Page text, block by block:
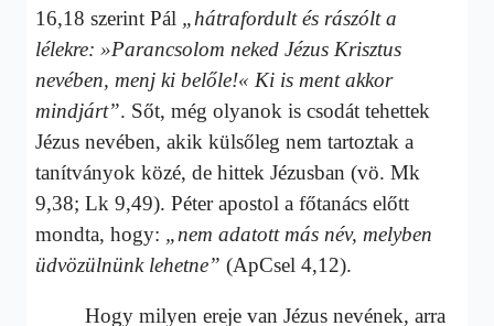
16,18 szerint Pál „hátrafordult és rászólt a
lélekre: »Parancsolom neked Jézus Krisztus
nevében, menj ki belőle!« Ki is ment akkor
mindjárt”. Sőt, még olyanok is csodát tehettek
Jézus nevében, akik külsőleg nem tartoztak a
tanítványok közé, de hittek Jézusban (vö. Mk
9,38; Lk 9,49). Péter apostol a főtanács előtt
mondta, hogy: „nem adatott más név, melyben
üdvözülnünk lehetne”(ApCsel 4,12).
Hogy milyen ereje van Jézus nevének, arra